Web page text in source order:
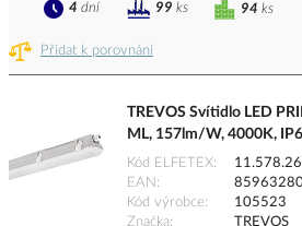
Přidat k porovnání
94 ks
4 dní 99 ks
TREVOS Svítidlo LED
ML, 157lm/W, 4000K,
Kód ELFETEX
EAN
Kód výrobce
105523
Značka
TREVOS